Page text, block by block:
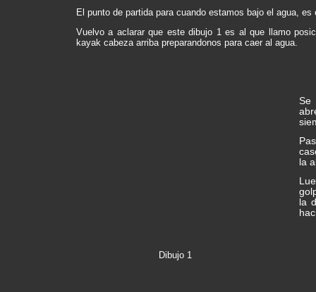
El punto de partida para cuando estamos bajo el agua,
Vuelvo a aclarar que este dibujo 1 es al que llamo
kayak cabeza arriba preparandonos para caer al agua.
Se
la
la
Dibujo 1